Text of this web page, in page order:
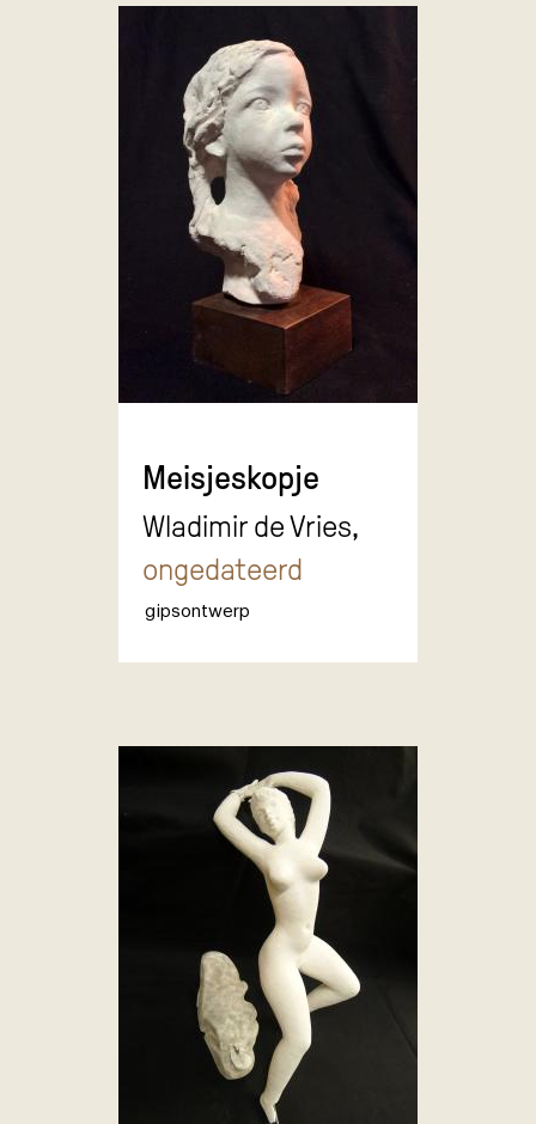
Meisjeskopje
Wladimir de Vries,
ongedateerd
gipsontwerp